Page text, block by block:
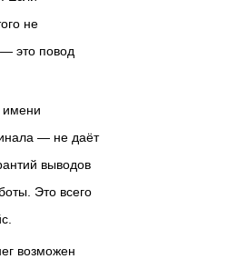
не
это повод
имени
— не даёт
выводов
Это всего
возможен